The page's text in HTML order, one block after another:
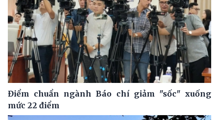
Điểm chuẩn ngành Báo chí giảm "sốc" xuống
mức 22 điểm